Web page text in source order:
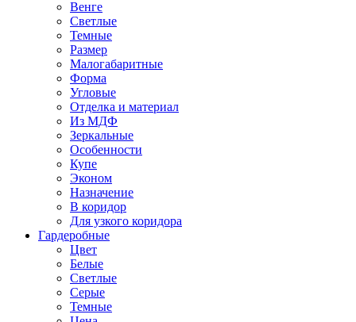
Венге
Светлые
Темные
Размер
Малогабаритные
Форма
Угловые
Отделка и материал
Из МДФ
Зеркальные
Особенности
Купе
Эконом
Назначение
В коридор
Для узкого коридора
Гардеробные
Цвет
Белые
Светлые
Серые
Темные